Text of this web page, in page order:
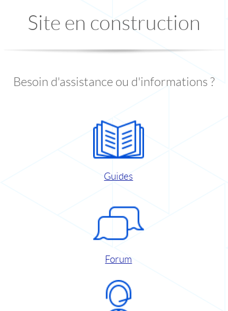
Site en construction
Besoin d'assistance ou d'informations ?
Guides
Forum